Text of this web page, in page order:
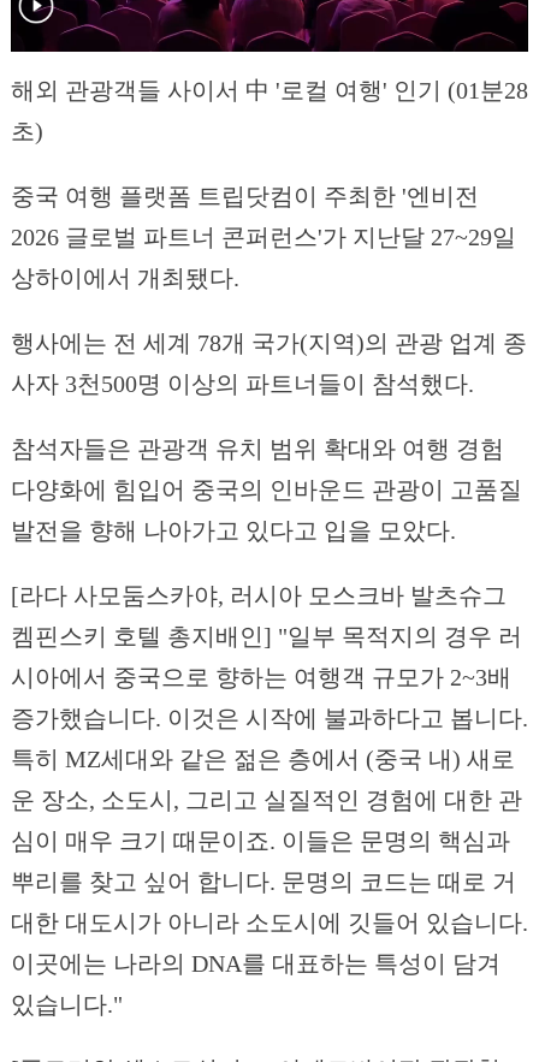
해외 관광객들 사이서 中 '로컬 여행' 인기 (01분28
초)
중국 여행 플랫폼 트립닷컴이 주최한 '엔비전
2026 글로벌 파트너 콘퍼런스'가 지난달 27~29일
상하이에서 개최됐다.
행사에는 전 세계 78개 국가(지역)의 관광 업계 종
사자 3천500명 이상의 파트너들이 참석했다.
참석자들은 관광객 유치 범위 확대와 여행 경험
다양화에 힘입어 중국의 인바운드 관광이 고품질
발전을 향해 나아가고 있다고 입을 모았다.
[라다 사모둠스카야, 러시아 모스크바 발츠슈그
켐핀스키 호텔 총지배인] "일부 목적지의 경우 러
시아에서 중국으로 향하는 여행객 규모가 2~3배
증가했습니다. 이것은 시작에 불과하다고 봅니다.
특히 MZ세대와 같은 젊은 층에서 (중국 내) 새로
운 장소, 소도시, 그리고 실질적인 경험에 대한 관
심이 매우 크기 때문이죠. 이들은 문명의 핵심과
뿌리를 찾고 싶어 합니다. 문명의 코드는 때로 거
대한 대도시가 아니라 소도시에 깃들어 있습니다.
이곳에는 나라의 DNA를 대표하는 특성이 담겨
있습니다."